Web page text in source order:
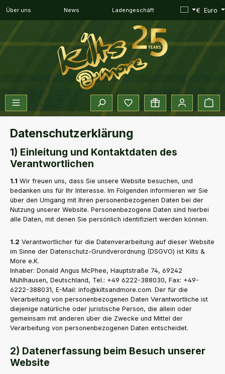
Zum Hauptinhalt springen
Über uns News Ladengeschäft € Euro
Du hast 0 Produkte auf dem
Datenschutzerklärung
1) Einleitung und Kontaktdaten des
Verantwortlichen
1.1 Wir freuen uns, dass Sie unsere Website besuchen, und
bedanken uns für Ihr Interesse. Im Folgenden informieren wir Sie
über den Umgang mit Ihren personenbezogenen Daten bei der
Nutzung unserer Website. Personenbezogene Daten sind hierbei
alle Daten, mit denen Sie persönlich identifiziert werden können.
1.2 Verantwortlicher für die Datenverarbeitung auf dieser Website
im Sinne der Datenschutz-Grundverordnung (DSGVO) ist Kilts &
More e.K.
Inhaber: Donald Angus McPhee, Hauptstraße 74, 69242
Mühlhausen, Deutschland, Tel.: +49 6222-388030, Fax: +49-
6222-388031, E-Mail: info@kiltsandmore.com. Der für die
Verarbeitung von personenbezogenen Daten Verantwortliche ist
diejenige natürliche oder juristische Person, die allein oder
gemeinsam mit anderen über die Zwecke und Mittel der
Verarbeitung von personenbezogenen Daten entscheidet.
2) Datenerfassung beim Besuch unserer
Website